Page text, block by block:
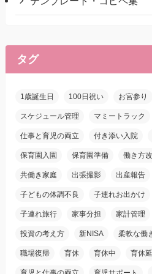
タグ
1歳誕生日 100日祝い お宮参り
スケジュール管理 マミートラック
仕事と育児の両立 付き添い入院
保育園入園 保育園準備 働き方
共働き家庭 出張撮影 出産報告
子どもの体調不良 子連れお出かけ
子連れ旅行 家事分担 家計管理
投資の考え方 新NISA 柔軟な働
職場復帰 育休 育休中 育休